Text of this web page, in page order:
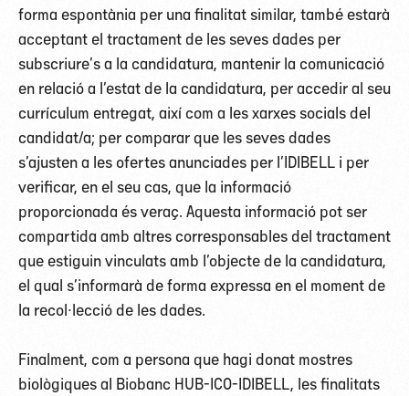
forma espontània per una finalitat similar, també estarà
acceptant el tractament de les seves dades per
subscriure’s a la candidatura, mantenir la comunicació
en relació a l’estat de la candidatura, per accedir al seu
currículum entregat, així com a les xarxes socials del
candidat/a; per comparar que les seves dades
s’ajusten a les ofertes anunciades per l’IDIBELL i per
verificar, en el seu cas, que la informació
proporcionada és veraç. Aquesta informació pot ser
compartida amb altres corresponsables del tractament
que estiguin vinculats amb l’objecte de la candidatura,
el qual s’informarà de forma expressa en el moment de
la recol·lecció de les dades.
Finalment, com a persona que hagi donat mostres
biològiques al Biobanc HUB-ICO-IDIBELL, les finalitats